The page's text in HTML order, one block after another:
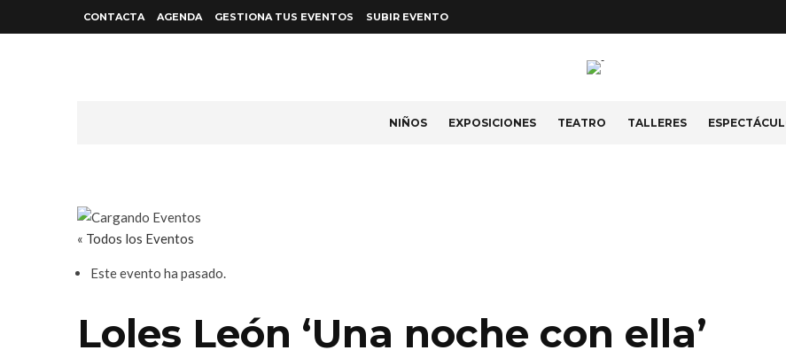
CONTACTA AGENDA GESTIONA TUS EVENTOS SUBIR EVENTO
NIÑOS EXPOSICIONES TEATRO TALLERES
« Todos los Eventos
Este evento ha pasado.
Loles León ‘Una noche con ella’